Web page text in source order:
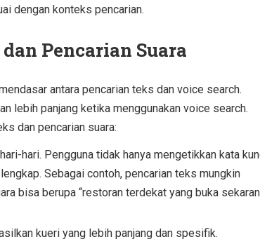
dengan konteks pencarian.
Pencarian Suara
antara pencarian teks dan voice search.
lebih panjang ketika menggunakan voice search.
dan pencarian suara:
hari. Pengguna tidak hanya mengetikkan kata
Sebagai contoh, pencarian teks mungkin
bisa berupa “restoran terdekat yang buka
kueri yang lebih panjang dan spesifik.